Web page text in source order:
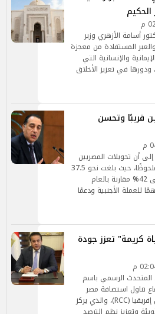
أسامة الأزهري وزير
المستفادة من معجزة
والإنسانية التي
في تعزيز الأخلاق
قريبًا وتحسن
أن تحويلات المصريين
العاملين بالخارج سجلت ارتفاعًا ملحوظًا، حيث بلغت نحو 37.5
مليار دولار، بنسبة زيادة تصل إلى 42% مقارنة بالعام
للعملة الأجنبية ودعمًا
كريمة" تعزز جودة
المتحدث الرسمي باسم
تناول استضافة مصر
لمركز التنسيق الإقليمي لشمال إفريقيا (RCC)، والذي يركز